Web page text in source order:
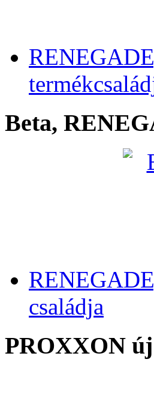
Beta,
családja
PROXXON